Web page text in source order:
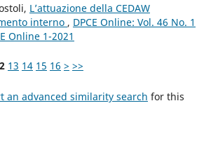
L’attuazione della CEDAW
interno , DPCE Online: Vol. 46 No. 1
Online 1-2021
13 14 15 16 > >>
an advanced similarity search for this